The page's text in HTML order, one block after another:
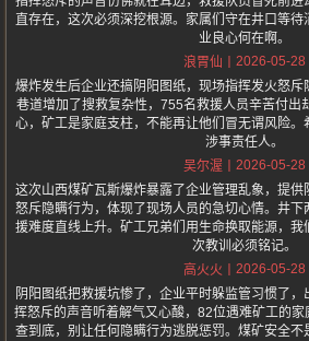
直存在，这次必须深挖根源。家属们守在井口等
业良心何在啊。
浪胃仙
2026-05-28
爆炸发生后企业还搞阴阳图纸，现场指挥发火怒
巷道增加了搜救复杂性，755名救援人员辛苦付出
心，矿工是家庭支柱，不能再让他们冒无谓风险
涉事责任人。
吴尔渥
2026-05-28
这次山西煤矿瓦斯爆炸暴露了企业管理乱象，提
怒斥隐瞒行为，体现了现场人员的急切心情。井
援难度直线上升。矿工兄弟们用生命换取能源，
次教训必须铭记。
高火火
2026-05-28
阴阳图纸把救援坑惨了，企业平时躲监管习惯了
挥怒斥的声音听着解气又心酸，82位遇难矿工的
查到底，别让任何隐瞒行为逃脱惩罚。煤矿安全